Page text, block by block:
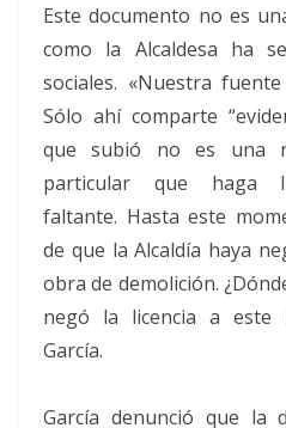
Este documento no es
como la Alcaldesa ha
sociales. «Nuestra
Sólo ahí comparte
que subió no es una
particular que haga
faltante. Hasta este
de que la Alcaldía haya
obra de demolición.
negó la licencia a este
García.
García denunció que la